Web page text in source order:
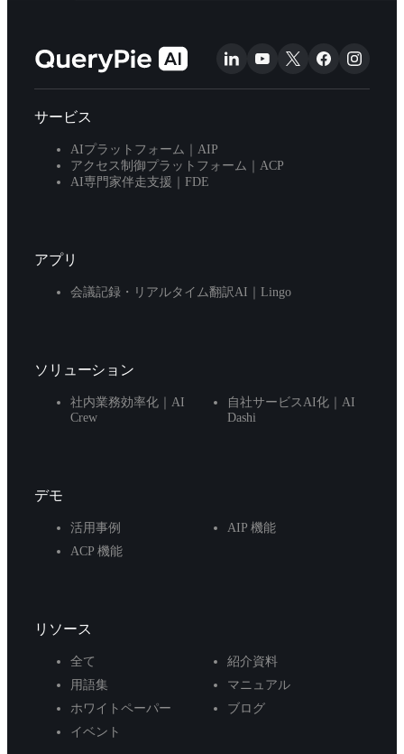
サービス
AIプラットフォーム｜AIP
アクセス制御プラットフォーム｜ACP
AI専門家伴走支援｜FDE
アプリ
会議記録・リアルタイム翻訳AI｜Lingo
ソリューション
社内業務効率化｜AI
Crew
自社サービスAI化｜AI
Dashi
デモ
活用事例
AIP 機能
ACP 機能
リソース
全て
紹介資料
用語集
マニュアル
ホワイトペーパー
ブログ
イベント